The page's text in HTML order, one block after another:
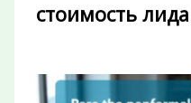
стоимость лида